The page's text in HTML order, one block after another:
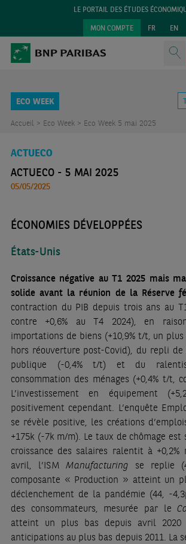
LE PORTAIL DES ÉTUDES
MON COMPTE FR EN
ECO WEEK
Accueil > Eco Week > Eco Week 5 mai 2025
ACTUECO
ACTUECO - 5 MAI 2025
05/05/2025
ÉCONOMIES DÉVELOPPÉES
États-Unis
Croissance négative au T1 2025 mais
solide avant la réunion de la Réserve
contraction du PIB depuis trois ans au
contre +0,6% au T4 2024), en
importations de biens (+10,9% t/t, un
hors réouverture post-Covid), du repli de
publique (-0,4% t/t) et du
consommation des ménages (+0,4% t/t,
L’investissement en équipement
positivement cependant. L’enquête
se révèle positive, les créations
+175k (-7k m/m). Le taux de chômage est
croissance des salaires ralentit à +0,2%
avril, l’ISMManufacturing se replie
composante « Production » atteint un
déclenchement de la pandémie (44, -
des consommateurs, mesurée par le
atteint un plus bas depuis avril 2020
anticipations au plus bas depuis 2011. La